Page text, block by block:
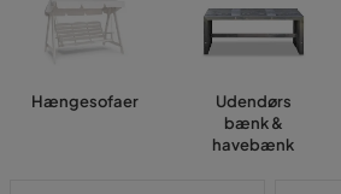
Hængesofaer
Udendørs
bænk &
havebænk